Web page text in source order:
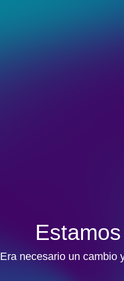
Era necesario un cambio